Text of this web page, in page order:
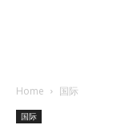
Home 国际
国际